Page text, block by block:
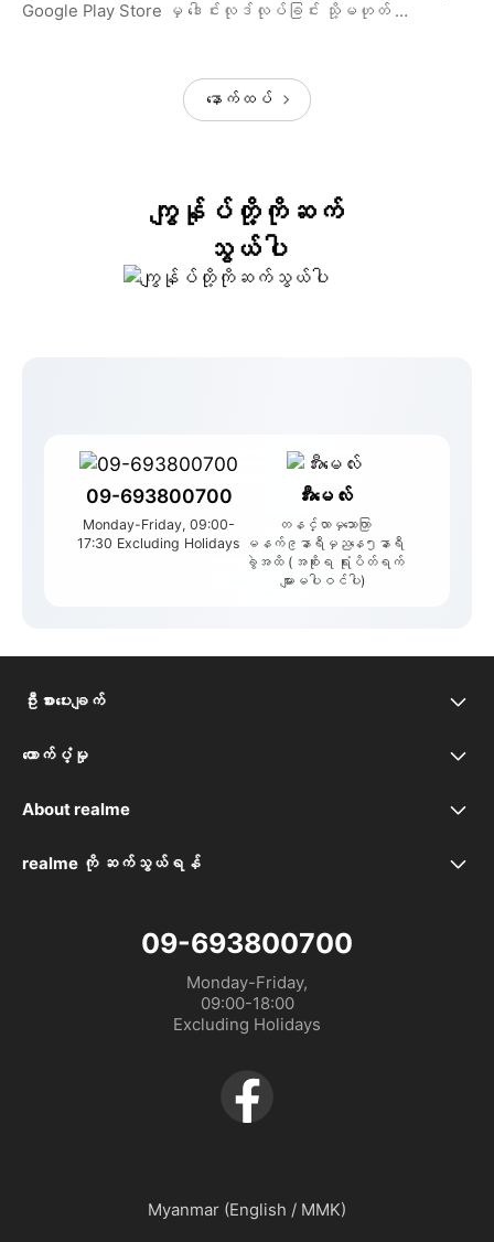
Google Play Store မှ ဒေါင်းလုဒ်လုပ်ခြင်း သို့မဟုတ် အပ်ဒိတ်လုပ်ခြင်း အဘယ်ကြောင့် မလုပ်နိုင်သနည်း။ ဖြေရှင်းချက်ကဘာလဲ။
နောက်ထပ်
ကျွန်ုပ်တို့ကိုဆက်
သွယ်ပါ
09-693800700
Monday-Friday, 09:00-
17:30 Excluding Holidays
အီးမေလ်း
တနင်္လာမှသောကြာ
မနက်၉နာရီမှညနေ၅နာရီ
ခွဲအထိ (အစိုးရ ရုံးပိတ်ရက်
များမပါဝင်ပါ)
ဦးစားပေးချက်
realme C71
realme Note 60x
realme 13 5G
ထောက်ပံ့မှု
အမေးများသော မေးခွန်းများ
ဝန်မှုဆောင်ရယူနိုင်သောနေရာများ
About realme
Our Brand
realme ကို ဆက်သွယ်ရန်
09-693800700
Monday-Friday,
09:00-18:00
Excluding Holidays
Myanmar (English / MMK)